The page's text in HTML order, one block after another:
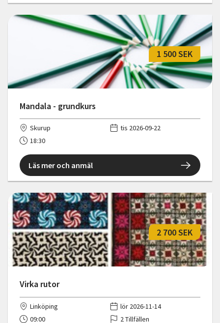
Mandala - grundkurs
1 500 SEK
Skurup
tis 2026-09-22
18:30
Läs mer och anmäl
Virka rutor
2 700 SEK
Linköping
lör 2026-11-14
09:00
2 Tillfällen